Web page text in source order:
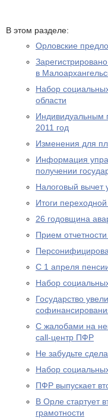
В этом разделе:
Орловские
в
Набор
области
Индивидуальным
2011 год
Изменения для
Информация
получении
Налоговый вычет
Итоги
26 годовщина
Прием
С 1 апреля
Набор
Государство
С жалобами на
call-центр ПФР
Не забудьте
Набор
ПФР выпускает
В Орле стартует
грамотности